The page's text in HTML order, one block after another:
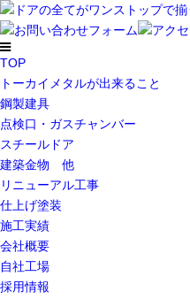
TOP
トーカイメタルが出来ること
鋼製建具
点検口・ガスチャンバー
スチールドア
建築金物 他
リニューアル工事
仕上げ塗装
施工実績
会社概要
自社工場
採用情報